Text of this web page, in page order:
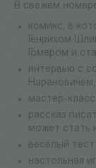
В свежем
комикс, в
Генрихом
Гомером и
интервью с
Нарановичем;
мастер-
рассказ
может стать
весёлый тест
настольная